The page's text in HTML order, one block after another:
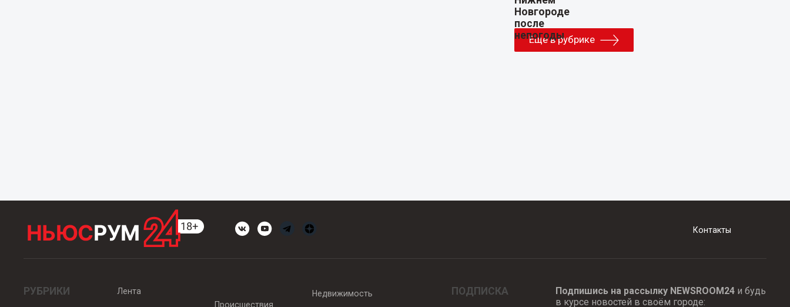
Еще в рубрике
Контакты
РУБРИКИ
Лента
Происшествия
Недвижимость ПОДПИСКА Подпишись на рассылку NEWSROOM24и будь
в курсе новостей в своём городе: